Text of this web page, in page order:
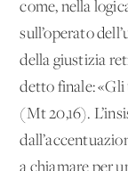
come, nella
sull’operato
della giustizia
detto finale:
(Mt 20,16).
a chiamare per